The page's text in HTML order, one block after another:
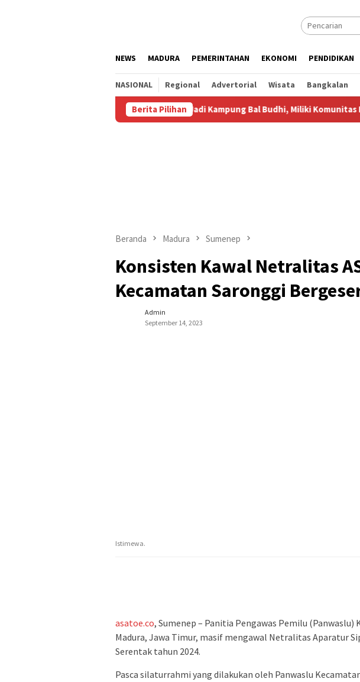
NEWS MADURA PEMERINTAHAN EKONOMI PENDIDIKAN
NASIONAL Regional Advertorial Wisata Bangkalan
Berita Pilihan
Kalianget Resmi Jadi Kampung Bal Budhi, Miliki Komunitas Bal Budhi
Beranda Madura Sumenep
Konsisten Kawal Netralitas
Kecamatan Saronggi
Admin
September 14, 2023
Istimewa.
asatoe.co, Sumenep – Panitia Pengawas Pemilu (Panwaslu)
Madura, Jawa Timur, masif mengawal Netralitas Aparatur
Serentak tahun 2024.
Pasca silaturrahmi yang dilakukan oleh Panwaslu